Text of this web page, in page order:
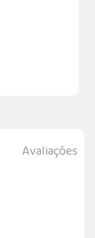
Avaliações